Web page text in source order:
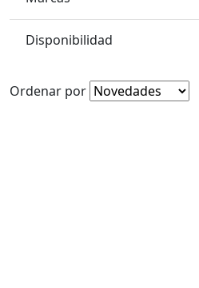
Disponibilidad
Ordenar por